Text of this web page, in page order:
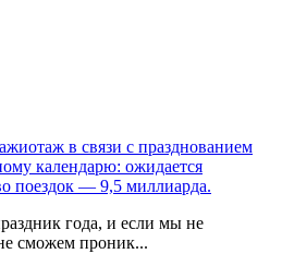
в связи с празднованием
календарю: ожидается
поездок — 9,5 миллиарда.
года, и если мы не
сможем проник...